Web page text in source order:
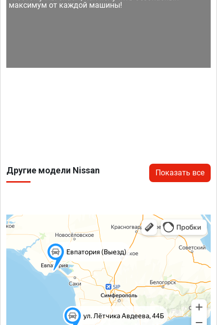
максимум от каждой машины!
Другие модели Nissan Показать все